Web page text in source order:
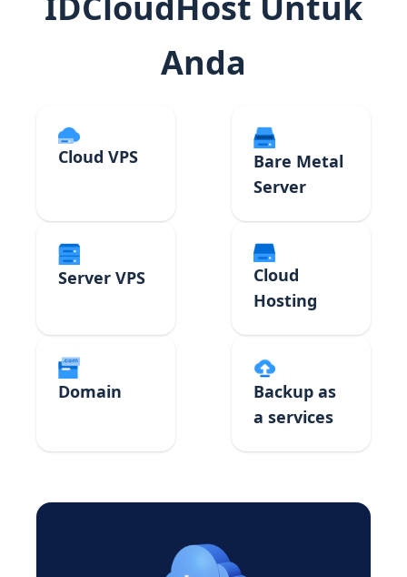
Anda
Cloud VPS
Bare Metal
Server
Server VPS
Cloud
Hosting
Domain
Backup as
a services